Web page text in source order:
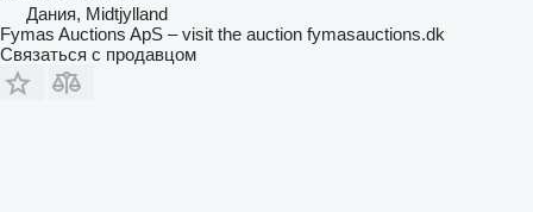
Дания, Midtjylland
Fymas Auctions ApS – visit the auction fymasauctions.dk
Связаться с продавцом